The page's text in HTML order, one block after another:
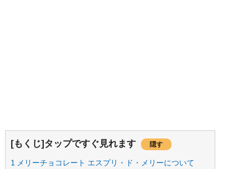
[もくじ]タップですぐ見れます 隠す
1 メリーチョコレート エスプリ・ド・メリーについて